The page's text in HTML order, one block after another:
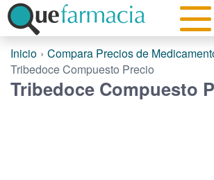
Inicio
Compara Precios de
Tribedoce Compuesto Precio
Tribedoce Compuesto